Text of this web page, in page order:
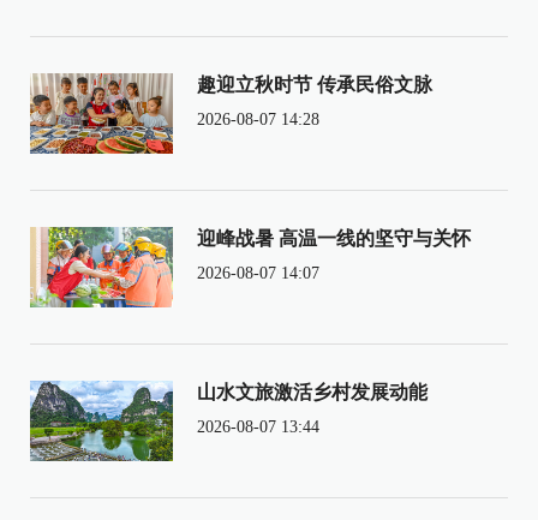
趣迎立秋时节 传承民俗文脉
2026-08-07 14:28
迎峰战暑 高温一线的坚守与关怀
2026-08-07 14:07
山水文旅激活乡村发展动能
2026-08-07 13:44